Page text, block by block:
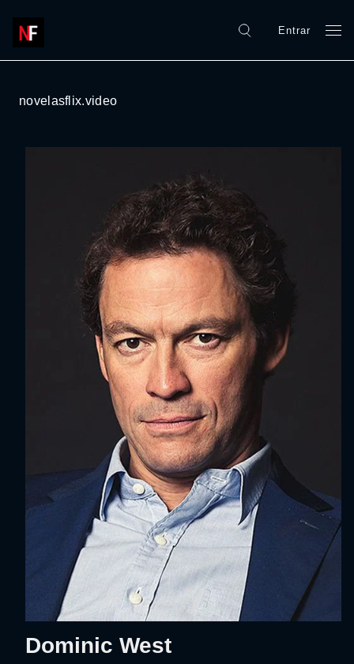
Entrar
novelasflix.video
Dominic West